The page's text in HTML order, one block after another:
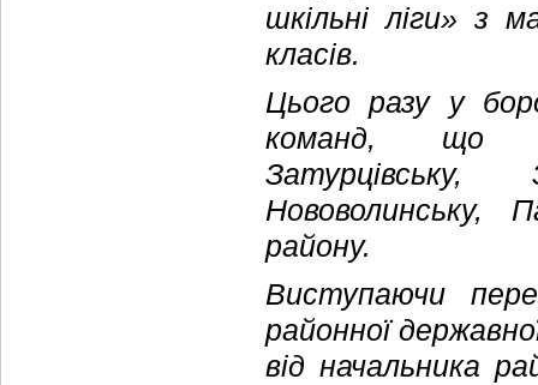
шкільні ліги» з
класів.
Цього разу у
команд, що
Затурцівську,
Нововолинську,
району.
Виступаючи
районної
від начальника